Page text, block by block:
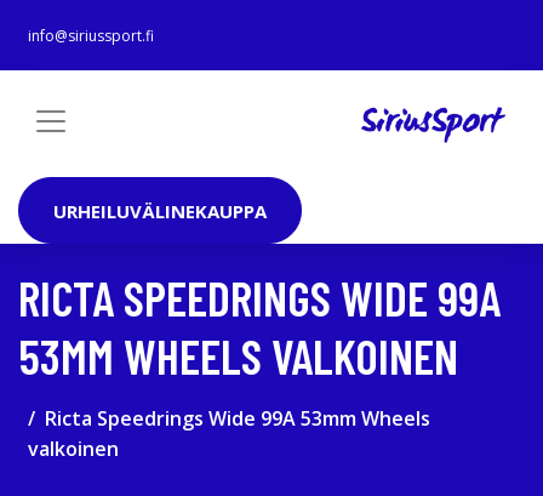
info@siriussport.fi
URHEILUVÄLINEKAUPPA
RICTA SPEEDRINGS WIDE 99A
53MM WHEELS VALKOINEN
Ricta Speedrings Wide 99A 53mm Wheels
valkoinen